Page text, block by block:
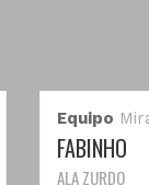
Equipo
FABINHO
ALA ZURDO